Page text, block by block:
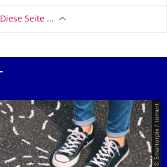
Diese Seite …
© Smarterpix / tomert